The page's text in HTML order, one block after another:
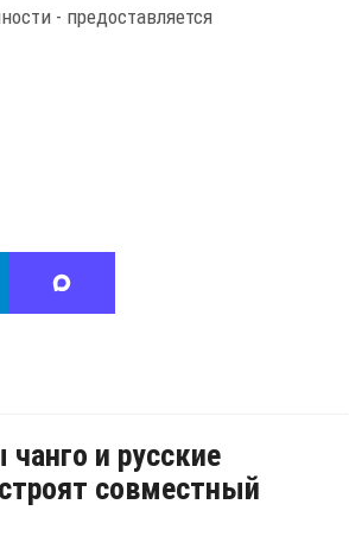
- предоставляется
и русские
совместный